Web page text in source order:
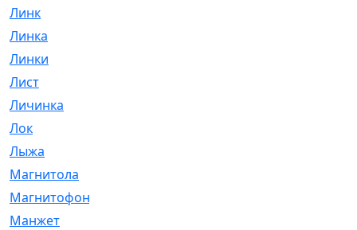
Линк
Линка
Линки
Лист
Личинка
Лок
Лыжа
Магнитола
Магнитофон
Манжет